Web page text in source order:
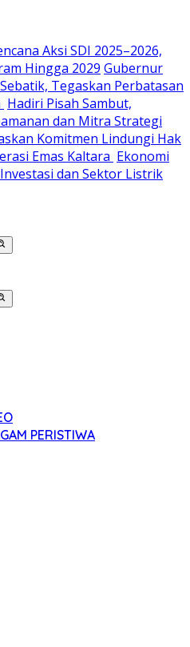
Aksi SDI 2025–2026,
Hingga 2029 Gubernur
Tegaskan Perbatasan
Hadiri Pisah Sambut,
dan Mitra Strategi
Komitmen Lindungi Hak
Emas Kaltara Ekonomi
dan Sektor Listrik
PERISTIWA